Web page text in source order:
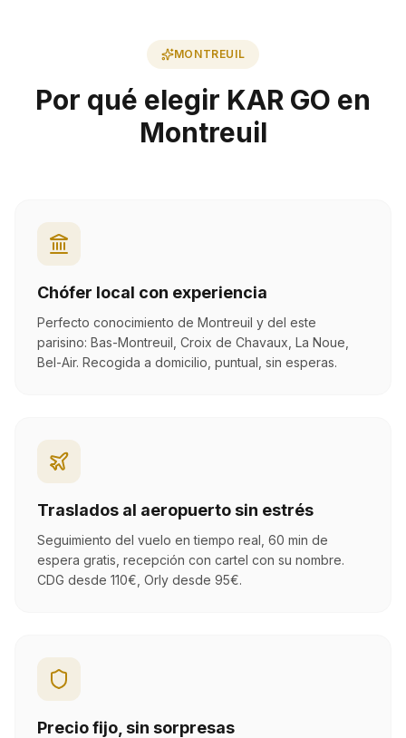
MONTREUIL
Por qué elegir KAR GO en
Montreuil
Chófer local con experiencia
Perfecto conocimiento de Montreuil y del este
parisino: Bas-Montreuil, Croix de Chavaux, La Noue,
Bel-Air. Recogida a domicilio, puntual, sin esperas.
Traslados al aeropuerto sin estrés
Seguimiento del vuelo en tiempo real, 60 min de
espera gratis, recepción con cartel con su nombre.
CDG desde 110€, Orly desde 95€.
Precio fijo, sin sorpresas